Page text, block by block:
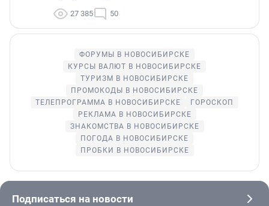
27 385 50
ФОРУМЫ В НОВОСИБИРСКЕ
КУРСЫ ВАЛЮТ В НОВОСИБИРСКЕ
ТУРИЗМ В НОВОСИБИРСКЕ
ПРОМОКОДЫ В НОВОСИБИРСКЕ
ТЕЛЕПРОГРАММА В НОВОСИБИРСКЕ
ГОРОСКОП
РЕКЛАМА В НОВОСИБИРСКЕ
ЗНАКОМСТВА В НОВОСИБИРСКЕ
ПОГОДА В НОВОСИБИРСКЕ
ПРОБКИ В НОВОСИБИРСКЕ
Подписаться на новости